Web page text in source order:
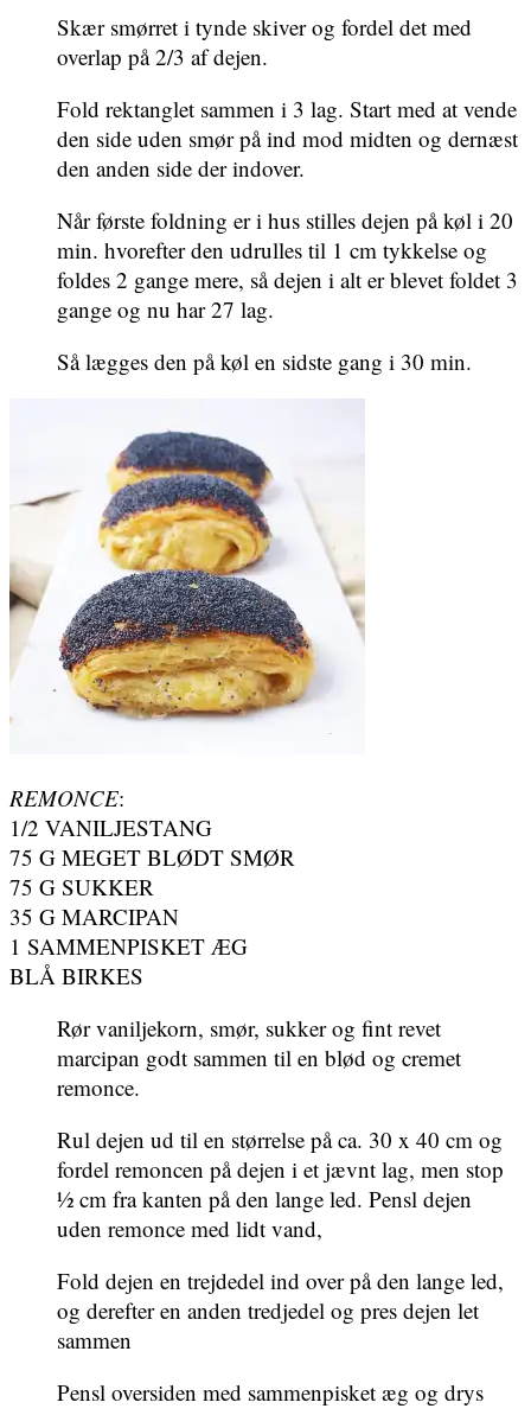
Skær smørret i tynde skiver og fordel det med
overlap på 2/3 af dejen.
Fold rektanglet sammen i 3 lag. Start med at vende
den side uden smør på ind mod midten og dernæst
den anden side der indover.
Når første foldning er i hus stilles dejen på køl i 20
min. hvorefter den udrulles til 1 cm tykkelse og
foldes 2 gange mere, så dejen i alt er blevet foldet 3
gange og nu har 27 lag.
Så lægges den på køl en sidste gang i 30 min.
REMONCE:
1/2 VANILJESTANG
75 G MEGET BLØDT SMØR
75 G SUKKER
35 G MARCIPAN
1 SAMMENPISKET ÆG
BLÅ BIRKES
Rør vaniljekorn, smør, sukker og fint revet
marcipan godt sammen til en blød og cremet
remonce.
Rul dejen ud til en størrelse på ca. 30 x 40 cm og
fordel remoncen på dejen i et jævnt lag, men stop
½ cm fra kanten på den lange led. Pensl dejen
uden remonce med lidt vand,
Fold dejen en trejdedel ind over på den lange led,
og derefter en anden tredjedel og pres dejen let
sammen
Pensl oversiden med sammenpisket æg og drys